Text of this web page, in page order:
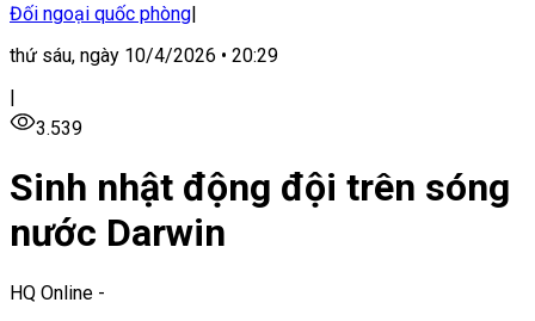
Đối ngoại quốc phòng|
thứ sáu, ngày 10/4/2026 • 20:29
|
3.539
Sinh nhật động đội trên sóng
nước Darwin
HQ Online -